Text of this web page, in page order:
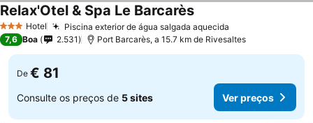
3 EstrelasHotel Piscina exterior de água salgada aquecida
Relax'Otel & Spa Le Barcarès
7,6 Boa 2.531 Port Barcarès, a 15.7 km de Rivesaltes
De € 81
Consulte os preços de 5 sites Ver preços